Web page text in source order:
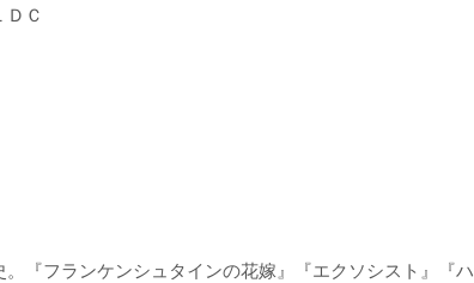
Ｃ
『フランケンシュタインの花嫁』『エクソシスト』『ハ